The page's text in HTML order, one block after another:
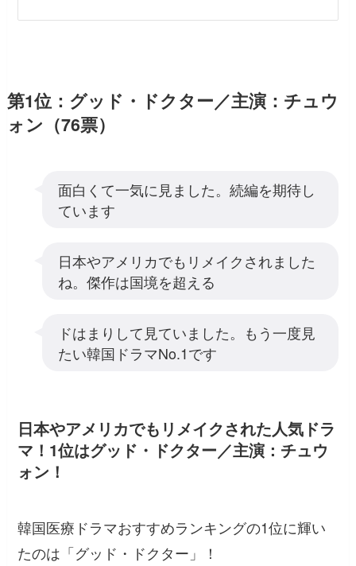
第1位：グッド・ドクター／主演：チュウ
ォン（76票）
面白くて一気に見ました。続編を期待し
ています
日本やアメリカでもリメイクされました
ね。傑作は国境を超える
ドはまりして見ていました。もう一度見
たい韓国ドラマNo.1です
日本やアメリカでもリメイクされた人気ドラ
マ！1位はグッド・ドクター／主演：チュウ
ォン！
韓国医療ドラマおすすめランキングの1位に輝い
たのは「グッド・ドクター」！